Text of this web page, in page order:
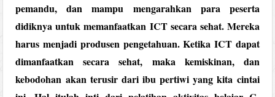
pemandu, dan mampu mengarahkan para peserta
didiknya untuk memanfaatkan ICT secara sehat. Mereka
harus menjadi produsen pengetahuan. Ketika ICT dapat
dimanfaatkan secara sehat, maka kemiskinan, dan
kebodohan akan terusir dari ibu pertiwi yang kita cintai